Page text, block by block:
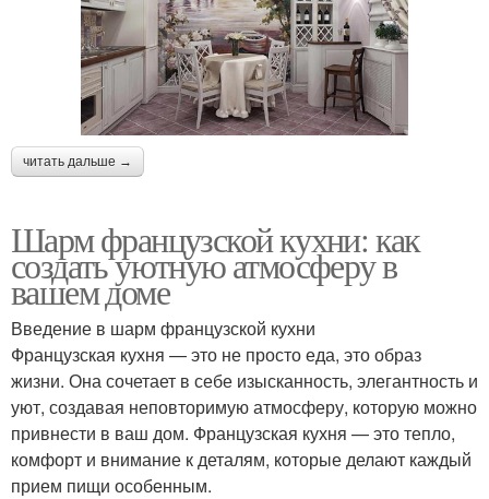
читать дальше →
Шарм французской кухни: как
создать уютную атмосферу в
вашем доме
Введение в шарм французской кухни
Французская кухня — это не просто еда, это образ
жизни. Она сочетает в себе изысканность, элегантность и
уют, создавая неповторимую атмосферу, которую можно
привнести в ваш дом. Французская кухня — это тепло,
комфорт и внимание к деталям, которые делают каждый
прием пищи особенным.